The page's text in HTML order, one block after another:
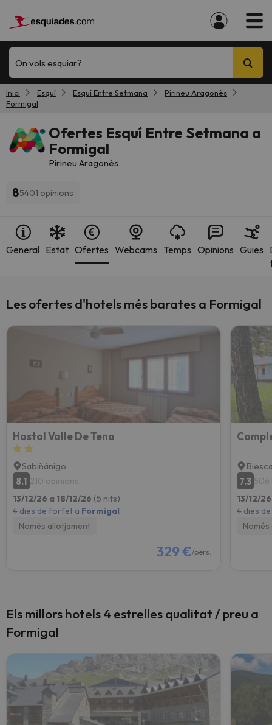
On vols esquiar?
Inici Esquí Esquí Entre Setmana
Pirineu Aragonès
Formigal
Ofertes Esquí Entre Setmana a
Formigal
Pirineu Aragonès
85401 opinions
General Estat Ofertes Webcams Temps Opinions Guies
Les ofertes d'hotels més barates a Formigal
Hostal Valle De Tena
Sabiñánigo
8.1 210 opinions
13/12/26 a 18/12/26 (5 nits)
4 dies de forfet a Formigal
Només allotjament
329 €/pers.
7.3 506
13/12/
4 dies
Els millors hotels 4 estrelles qualitat / preu a
Formigal